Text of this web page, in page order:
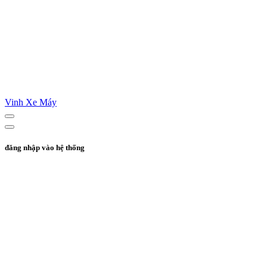
Vinh Xe Máy
đăng nhập vào hệ thống